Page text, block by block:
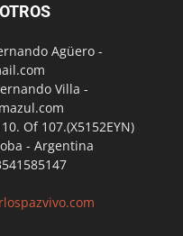
Agüero -
Villa -
Of 107.(X5152EYN)
- Argentina